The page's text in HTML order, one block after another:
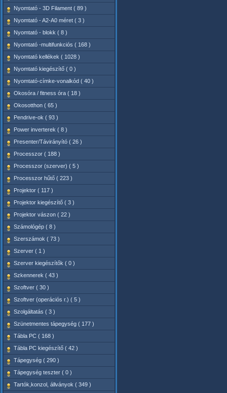
Nyomtató - 3D Filament ( 89 )
Nyomtató - A2-A0 méret ( 3 )
Nyomtató - blokk ( 8 )
Nyomtató -multifunkciós ( 168 )
Nyomtató kellékek ( 1028 )
Nyomtató kiegészítő ( 0 )
Nyomtató-címke-vonalkód ( 40 )
Okosóra / fitness óra ( 18 )
Okosotthon ( 65 )
Pendrive-ok ( 93 )
Power inverterek ( 8 )
Presenter/Távirányító ( 26 )
Processzor ( 188 )
Processzor (szerver) ( 5 )
Processzor hűtő ( 223 )
Projektor ( 117 )
Projektor kiegészítő ( 3 )
Projektor vászon ( 22 )
Számológép ( 8 )
Szerszámok ( 73 )
Szerver ( 1 )
Szerver kiegészítők ( 0 )
Szkennerek ( 43 )
Szoftver ( 30 )
Szoftver (operációs r.) ( 5 )
Szolgáltatás ( 3 )
Szünetmentes tápegység ( 177 )
Tábla PC ( 168 )
Tábla PC kiegészítő ( 42 )
Tápegység ( 290 )
Tápegység teszter ( 0 )
Tartók,konzol, állványok ( 349 )